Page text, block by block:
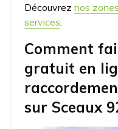
Découvrez nos
services
Comment
gratuit en
sur Sceaux